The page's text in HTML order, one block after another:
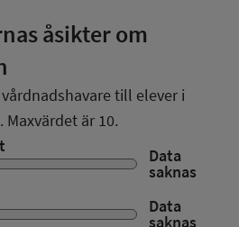
åsikter om
till elever i
. Maxvärdet är 10.
Data
saknas
Data
saknas